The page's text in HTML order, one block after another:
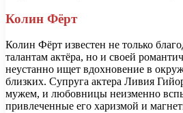
Колин Фёрт
Колин Фёрт известен не только
талантам актёра, но и своей
неустанно ищет вдохновение в
близких. Супруга актера Ливия
мужем, и любовницы неизменно
привлеченные его харизмой и